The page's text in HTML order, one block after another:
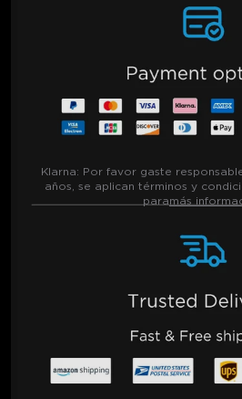
Klarna: Por favor gaste
años, se aplican términos y
paramás